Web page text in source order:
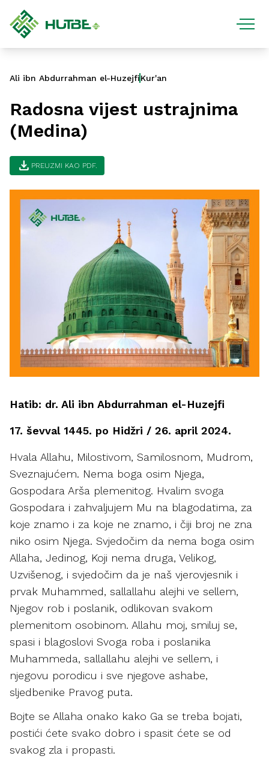
Ali ibn Abdurrahman el-HuzejfiKur'an
Radosna vijest ustrajnima
(Medina)
download PREUZMI KAO PDF.
Hatib: dr. Ali ibn Abdurrahman el-Huzejfi
17. ševval 1445. po Hidžri / 26. april 2024.
Hvala Allahu, Milostivom, Samilosnom, Mudrom,
Sveznajućem. Nema boga osim Njega,
Gospodara Arša plemenitog. Hvalim svoga
Gospodara i zahvaljujem Mu na blagodatima, za
koje znamo i za koje ne znamo, i čiji broj ne zna
niko osim Njega. Svjedočim da nema boga osim
Allaha, Jedinog, Koji nema druga, Velikog,
Uzvišenog, i svjedočim da je naš vjerovjesnik i
prvak Muhammed, sallallahu alejhi ve sellem,
Njegov rob i poslanik, odlikovan svakom
plemenitom osobinom. Allahu moj, smiluj se,
spasi i blagoslovi Svoga roba i poslanika
Muhammeda, sallallahu alejhi ve sellem, i
njegovu porodicu i sve njegove ashabe,
sljedbenike Pravog puta.
Bojte se Allaha onako kako Ga se treba bojati,
postići ćete svako dobro i spasit ćete se od
svakog zla i propasti.